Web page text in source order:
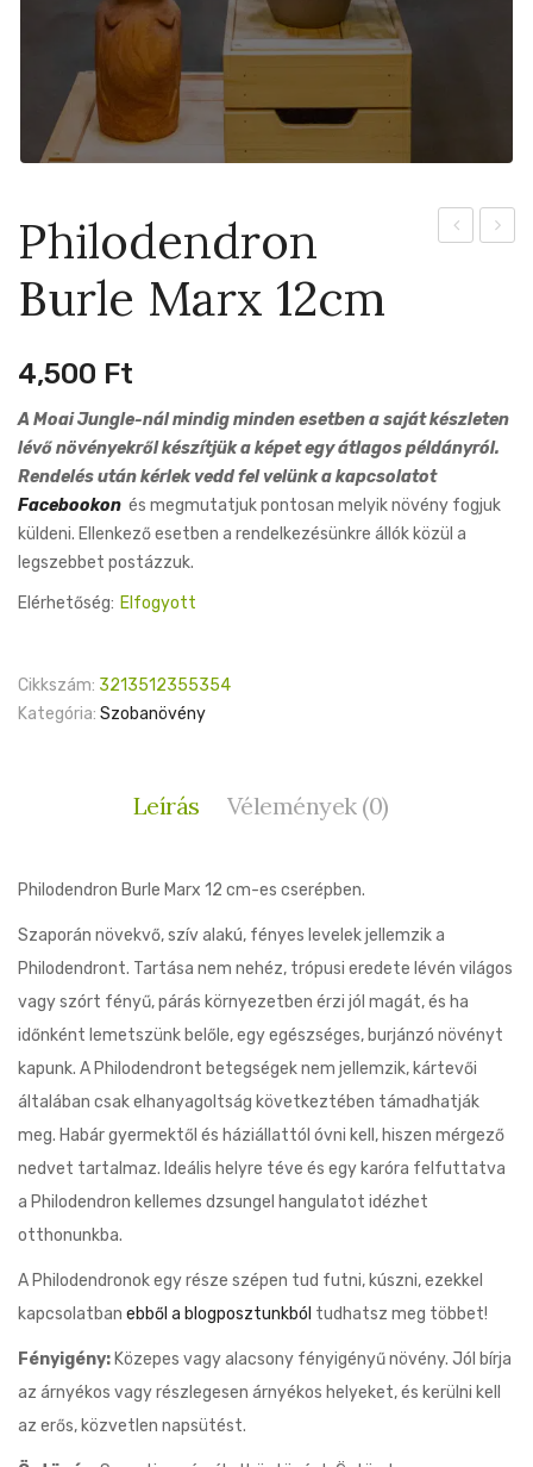
Philodendron
Burle Marx 12cm
4,500 Ft
A Moai Jungle-nál mindig minden esetben a saját készleten
lévő növényekről készítjük a képet egy átlagos példányról.
Rendelés után kérlek vedd fel velünk a kapcsolatot
Facebookon és megmutatjuk pontosan melyik növény fogjuk
küldeni. Ellenkező esetben a rendelkezésünkre állók közül a
legszebbet postázzuk.
Elérhetőség: Elfogyott
Cikkszám: 3213512355354
Kategória: Szobanövény
Leírás Vélemények (0)
Philodendron Burle Marx 12 cm-es cserépben.
Szaporán növekvő, szív alakú, fényes levelek jellemzik a
Philodendront. Tartása nem nehéz, trópusi eredete lévén világos
vagy szórt fényű, párás környezetben érzi jól magát, és ha
időnként lemetszünk belőle, egy egészséges, burjánzó növényt
kapunk. A Philodendront betegségek nem jellemzik, kártevői
általában csak elhanyagoltság következtében támadhatják
meg. Habár gyermektől és háziállattól óvni kell, hiszen mérgező
nedvet tartalmaz. Ideális helyre téve és egy karóra felfuttatva
a Philodendron kellemes dzsungel hangulatot idézhet
otthonunkba.
A Philodendronok egy része szépen tud futni, kúszni, ezekkel
kapcsolatban ebből a blogposztunkból tudhatsz meg többet!
Fényigény: Közepes vagy alacsony fényigényű növény. Jól bírja
az árnyékos vagy részlegesen árnyékos helyeket, és kerülni kell
az erős, közvetlen napsütést.